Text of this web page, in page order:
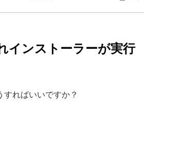
インストーラーが実行
ればいいですか？